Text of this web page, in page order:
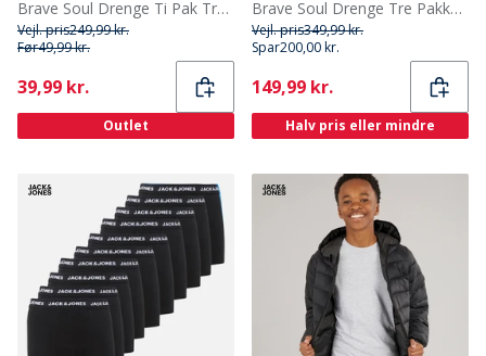
Brave Soul Drenge Ti Pak Trænings Sokker Sort
Vejl. pris249,99 kr.
Før49,99 kr.
Current
39,99 kr.
Outlet
Brave Soul Drenge Tre Pakke Raglan T-Shirts Multi
Vejl. pris349,99 kr.
Spar200,00 kr.
Current
149,99 kr.
Halv pris eller mindre